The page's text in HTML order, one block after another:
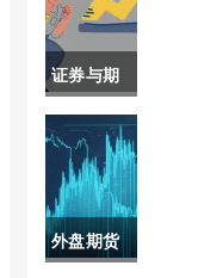
中唯一变
动的是期
货的价格
吗)
新(2008
年棉花期
货行情回
顾)
证券与期
货的认识
(证券与期
货行业认
识)
外盘期货